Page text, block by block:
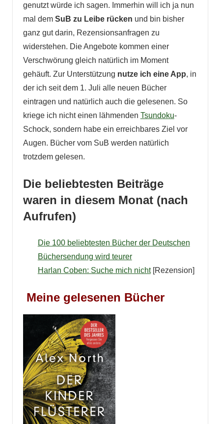
genutzt würde ich sagen. Immerhin will ich ja nun
mal dem SuB zu Leibe rücken und bin bisher
ganz gut darin, Rezensionsanfragen zu
widerstehen. Die Angebote kommen einer
Verschwörung gleich natürlich im Moment
gehäuft. Zur Unterstützung nutze ich eine App, in
der ich seit dem 1. Juli alle neuen Bücher
eintragen und natürlich auch die gelesenen. So
kriege ich nicht einen lähmenden Tsundoku-
Schock, sondern habe ein erreichbares Ziel vor
Augen. Bücher vom SuB werden natürlich
trotzdem gelesen.
Die beliebtesten Beiträge
waren in diesem Monat (nach
Aufrufen)
Die 100 beliebtesten Bücher der Deutschen
Büchersendung wird teurer
Harlan Coben: Suche mich nicht[Rezension]
Meine gelesenen Bücher